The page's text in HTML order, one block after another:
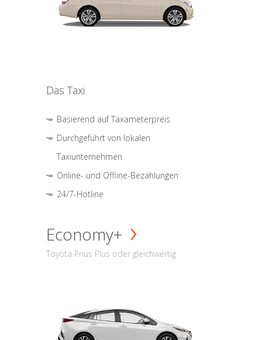
Das Taxi
Basierend auf Taxameterpreis
Durchgeführt von lokalen
Taxiunternehmen
Online- und Offline-Bezahlungen
24/7-Hotline
Economy+
Toyota Prius Plus oder gleichwertig